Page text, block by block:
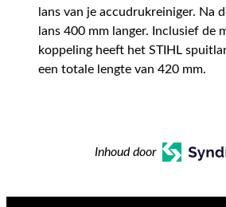
lans van je accudrukreiniger. Na
lans 400 mm langer. Inclusief de
koppeling heeft het STIHL
een totale lengte van 420 mm.
Inhoud door